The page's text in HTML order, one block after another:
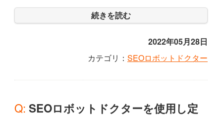
続きを読む
2022年05月28日
カテゴリ： SEOロボットドクター
Q: SEOロボットドクターを使用し定